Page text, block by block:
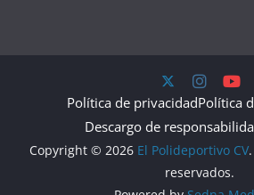
Política de privacidadPolítica
Descargo de
Copyright © 2026 El Polideportivo CV
reservados.